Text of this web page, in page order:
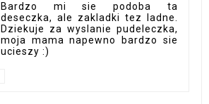
Bardzo mi sie podoba ta
deseczka, ale zakladki tez ladne.
Dziekuje za wyslanie pudeleczka,
moja mama napewno bardzo sie
ucieszy :)